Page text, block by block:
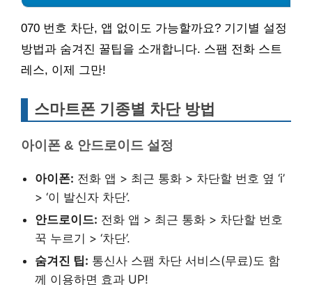
070 번호 차단, 앱 없이도 가능할까요? 기기별 설정
방법과 숨겨진 꿀팁을 소개합니다. 스팸 전화 스트
레스, 이제 그만!
스마트폰 기종별 차단 방법
아이폰 & 안드로이드 설정
아이폰: 전화 앱 > 최근 통화 > 차단할 번호 옆 ‘i’
> ‘이 발신자 차단’.
안드로이드: 전화 앱 > 최근 통화 > 차단할 번호
꾹 누르기 > ‘차단’.
숨겨진 팁: 통신사 스팸 차단 서비스(무료)도 함
께 이용하면 효과 UP!